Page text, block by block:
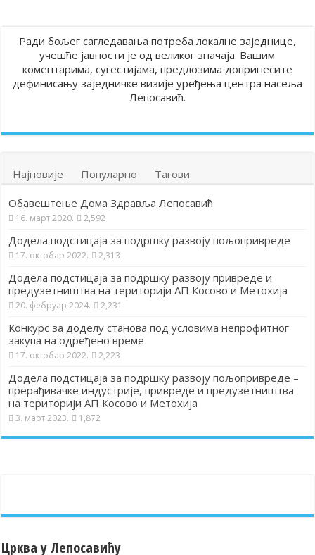
Ради бољег сагледавања потреба локалне заједнице,
учешће јавности је од великог значаја. Вашим
коментарима, сугестијама, предлозима допринесите
дефинисању заједничке визије уређења центра насеља
Лепосавић.
Најновије Популарно Тагови
Обавештење Дома Здравља Лепосавић
16. март 2020. 2,592
Додела подстицаја за подршку развоју пољопривреде
17. октобар 2022. 2,313
Додела подстицаја за подршку развоју привреде и
предузетништва на територији АП Косово и Метохија
20. фебруар 2024. 2,231
Конкурс за доделу станова под условима непрофитног
закупа на одређено време
17. октобар 2022. 2,223
Додела подстицаја за подршку развоју пољопривреде –
прерађивачке индустрије, привреде и предузетништва
на територији АП Косово и Метохија
3. март 2023. 1,872
Црква у Лепосавићу